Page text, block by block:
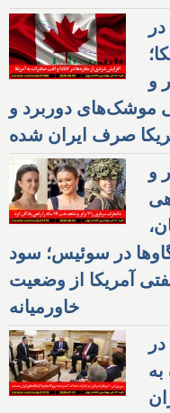
و
موشک‌های دوربرد و
۳ برابر و
در سوئیس؛ سود
آمریکا از وضعیت
خاورمیانه